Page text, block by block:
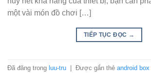
một vài món đồ chơi […]
TIẾP TỤC ĐỌC →
Đã đăng trong luu-tru | Được gắn thẻ android